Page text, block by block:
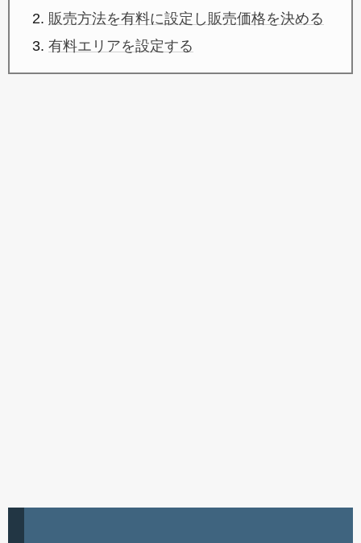
販売方法を有料に設定し販売価格を決める
有料エリアを設定する